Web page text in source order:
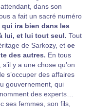
dans son
a fait un sacré numéro
ira bien dans les
lui, et lui tout seul. Tout
de Sarkozy, et ce
des autres. En tous
y a une chose qu’on
s’occuper des affaires
gouvernement, qui
des experts…
ses femmes, son fils,